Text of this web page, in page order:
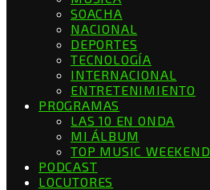
SOACHA
NACIONAL
DEPORTES
TECNOLOGÍA
INTERNACIONAL
ENTRETENIMIENTO
PROGRAMAS
LAS 10 EN ONDA
MI ÁLBUM
TOP MUSIC WEEKEND
PODCAST
LOCUTORES